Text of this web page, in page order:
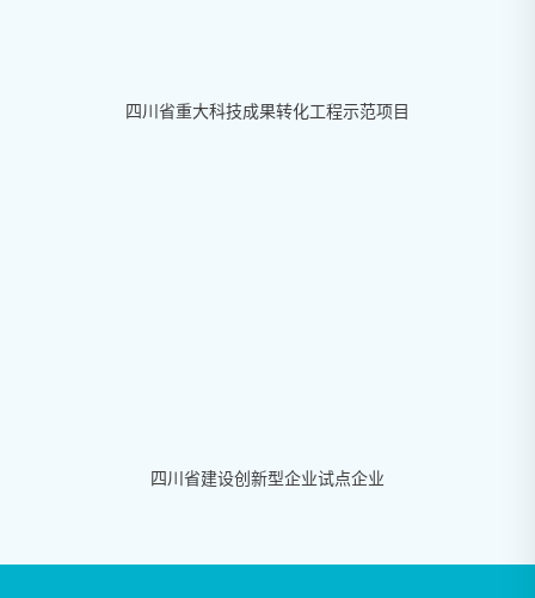
四川省重大科技成果转化工程示范项目
四川省建设创新型企业试点企业